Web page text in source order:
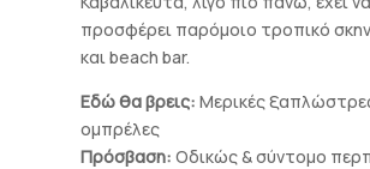
προσφέρει παρόμοιο τροπικό
και beach bar.
Εδώ θα βρεις: Μερικές
ομπρέλες
Πρόσβαση: Οδικώς & σύντομο